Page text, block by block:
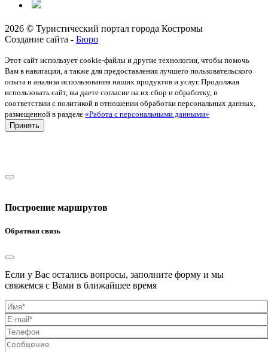
2026 © Туристический портал города Костромы
Создание сайта - Бюро
Этот сайт использует cookie-файлы и другие технологии, чтобы помочь
Вам в навигации, а также для предоставления лучшего пользовательского
опыта и анализа использования наших продуктов и услуг. Продолжая
использовать сайт, вы даете согласие на их сбор и обработку, в
соответствии с политикой в отношении обработки персональных данных,
размещенной в разделе «Работа с персональными данными»
Принять
Построение маршрутов
Обратная связь
Если у Вас остались вопросы, заполните форму и мы
свяжемся с Вами в ближайшее время